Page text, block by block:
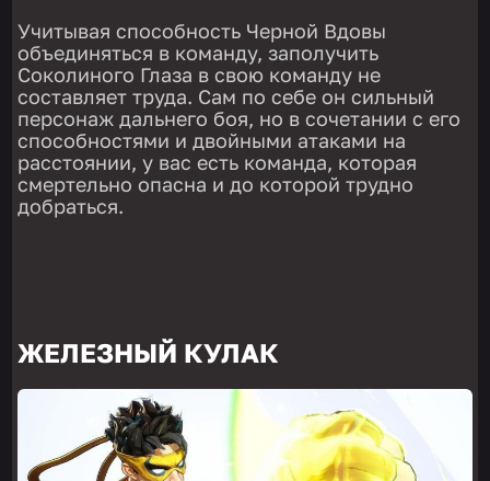
Учитывая способность Черной Вдовы
объединяться в команду, заполучить
Соколиного Глаза в свою команду не
составляет труда. Сам по себе он сильный
персонаж дальнего боя, но в сочетании с его
способностями и двойными атаками на
расстоянии, у вас есть команда, которая
смертельно опасна и до которой трудно
добраться.
ЖЕЛЕЗНЫЙ КУЛАК